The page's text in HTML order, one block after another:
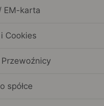
EM-karta
Cookies
spółce